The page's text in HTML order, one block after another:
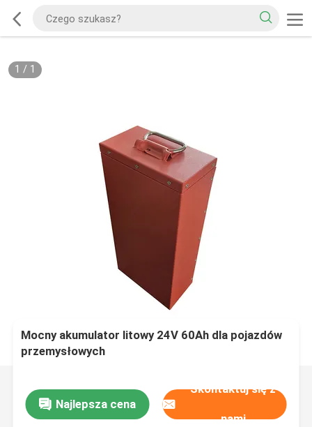
1 / 1
Mocny akumulator litowy 24V 60Ah dla pojazdów
przemysłowych
Najlepsza cena
Skontaktuj się z
nami